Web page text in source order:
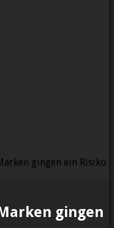
gingen ein Risiko
gingen